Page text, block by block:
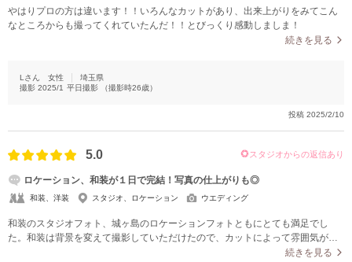
やはりプロの方は違います！！いろんなカットがあり、出来上がりをみてこん
なところからも撮ってくれていたんだ！！とびっくり感動しましま！
続きを見る
Lさん 女性
埼玉県
撮影 2025/1 平日撮影 （撮影時26歳）
投稿 2025/2/10
5.0 スタジオからの返信あり
ロケーション、和装が１日で完結！写真の仕上がりも◎
和装、洋装 スタジオ、ロケーション ウエディング
和装のスタジオフォト、城ヶ島のロケーションフォトともにとても満足でし
た。和装は背景を変えて撮影していただけたので、カットによって雰囲気が異
なる仕上がりになりました。ロケーションフォトでは城ヶ島について詳しいス
続きを見る